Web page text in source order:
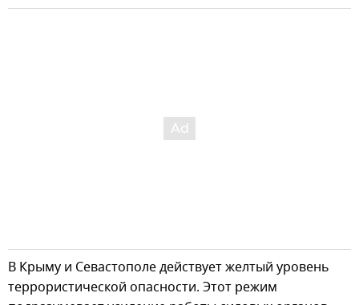
В Крыму и Севастополе действует желтый уровень
террористической опасности. Этот режим